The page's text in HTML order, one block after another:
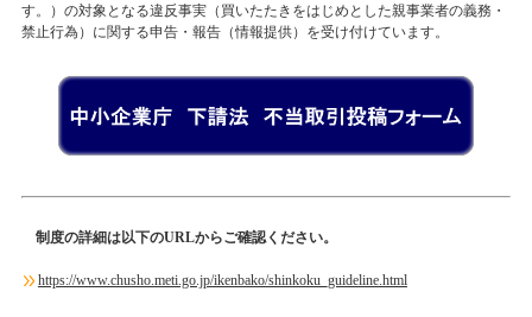
す。）の対象となる違反事実（買いたたきをはじめとした親事業者の義務・
禁止行為）に関する申告・報告（情報提供）を受け付けています。
制度の詳細は以下のURLからご確認ください。
https://www.chusho.meti.go.jp/ikenbako/shinkoku_guideline.html